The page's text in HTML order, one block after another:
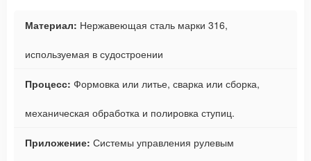
Материал: Нержавеющая сталь марки 316,
используемая в судостроении
Процесс: Формовка или литье, сварка или сборка,
механическая обработка и полировка ступиц.
Приложение: Системы управления рулевым